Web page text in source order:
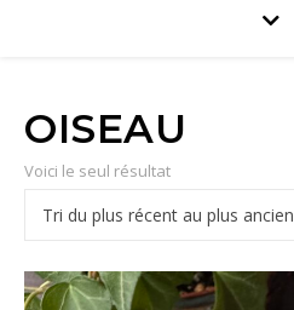
OISEAU
Voici le seul résultat